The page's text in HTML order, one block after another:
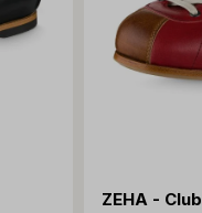
ZEHA - Club